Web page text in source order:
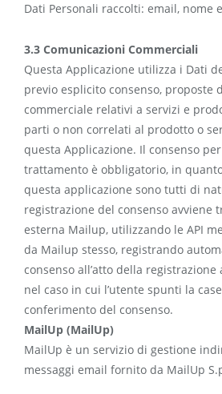
Dati Personali raccolti: email, nome
3.3 Comunicazioni Commerciali
Questa Applicazione utilizza i Dati
previo esplicito consenso, proposte
commerciale relativi a servizi e
parti o non correlati al prodotto o
questa Applicazione. Il consenso
trattamento è obbligatorio, in
questa applicazione sono tutti di
registrazione del consenso avviene
esterna Mailup, utilizzando le API
da Mailup stesso, registrando
consenso all’atto della registrazione
nel caso in cui l’utente spunti la
conferimento del consenso.
MailUp (MailUp)
MailUp è un servizio di gestione
messaggi email fornito da MailUp